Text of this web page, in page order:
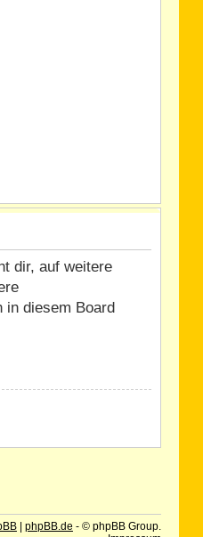
dir, auf weitere
in diesem Board
| phpBB.de - © phpBB Group.